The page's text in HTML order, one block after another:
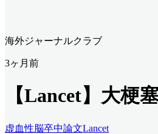
海外ジャーナルクラブ
3ヶ月前
【Lancet】大梗
虚血性脳卒中論文Lancet